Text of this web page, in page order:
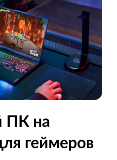
ПК на
геймеров